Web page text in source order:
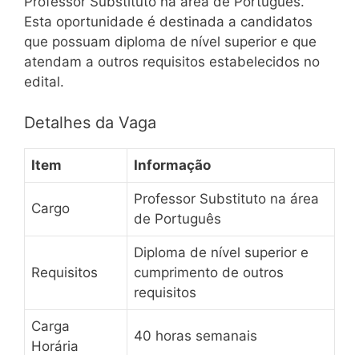
Esta oportunidade é destinada a candidatos
que possuam diploma de nível superior e que
atendam a outros requisitos estabelecidos no
edital.
Detalhes da Vaga
Item Informação
Cargo
Professor Substituto na área
de Português
Requisitos
Diploma de nível superior e
cumprimento de outros
requisitos
Carga
Horária
40 horas semanais